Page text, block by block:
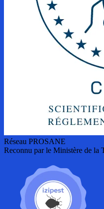
Réseau PROSANE
Reconnu par le Ministère de la